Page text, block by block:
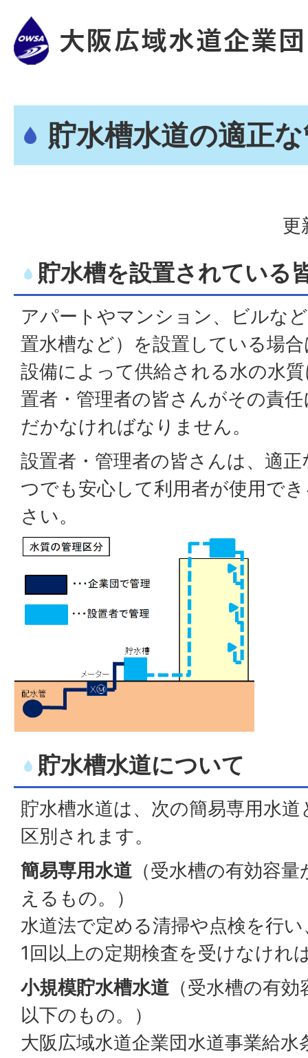
貯水槽水道の適正
更
貯水槽を設置されている
アパートやマンション、ビルな
置水槽など）を設置している場
設備によって供給される水の水
置者・管理者の皆さんがその責
だかなければなりません。
設置者・管理者の皆さんは、適
つでも安心して利用者が使用で
さい。
貯水槽水道について
貯水槽水道は、次の簡易専用水
区別されます。
簡易専用水道（受水槽の有効容
えるもの。）
水道法で定める清掃や点検を行
1回以上の定期検査を受けなけれ
小規模貯水槽水道（受水槽の有効
以下のもの。）
大阪広域水道企業団水道事業給